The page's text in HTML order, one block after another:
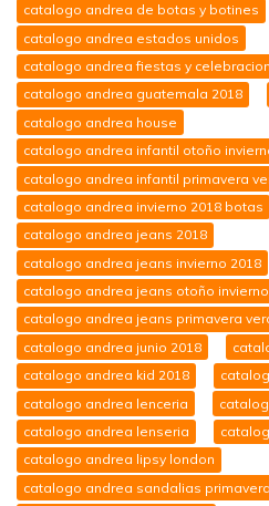
catalogo andrea de botas y botines
catalogo andrea estados unidos
catalogo andrea fiestas y
catalogo andrea guatemala 2018
catalogo andrea house
catalogo andrea infantil otoño
catalogo andrea infantil primavera
catalogo andrea invierno 2018 botas
catalogo andrea jeans 2018
catalogo andrea jeans invierno 2018
catalogo andrea jeans otoño
catalogo andrea jeans primavera
catalogo andrea junio 2018
catalogo andrea kid 2018
catalogo andrea lenceria
catalogo andrea lenseria
catalogo andrea lipsy london
catalogo andrea sandalias